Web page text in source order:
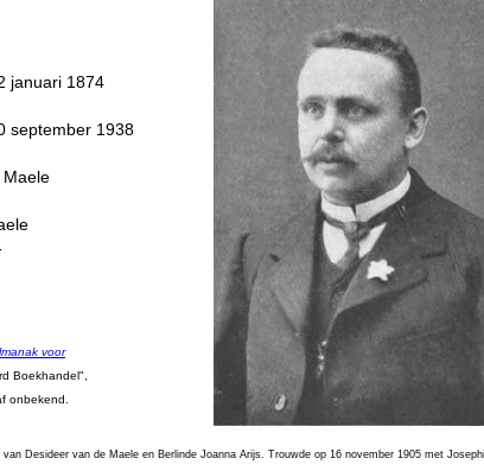
januari 1874
september 1938
Maele
voor
Boekhandel",
onbekend.
Desideer van de Maele en Berlinde Joanna Arijs. Trouwde op 16 november 1905 met